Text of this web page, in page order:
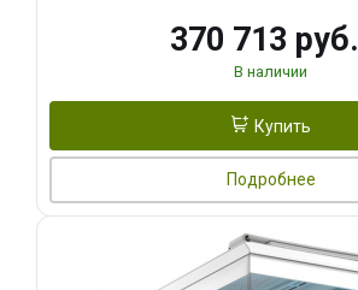
370 713 руб.
В наличии
Купить
Подробнее